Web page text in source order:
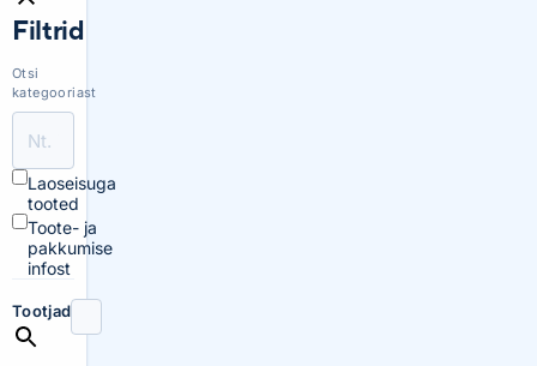
Filtrid
Otsi
kategooriast
Laoseisuga
tooted
Toote- ja
pakkumise
infost
Tootjad